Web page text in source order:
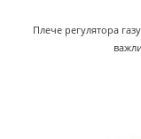
Плече регулятора